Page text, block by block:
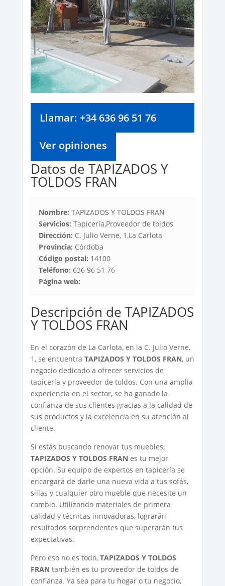
Llamar: +34 636 96 51 76
Ver opiniones
Datos de TAPIZADOS Y
TOLDOS FRAN
Nombre: TAPIZADOS Y TOLDOS FRAN
Servicios: Tapicería,Proveedor de toldos
Dirección: C. Julio Verne, 1,La Carlota
Provincia: Córdoba
Código postal: 14100
Teléfono: 636 96 51 76
Página web:
Descripción de TAPIZADOS
Y TOLDOS FRAN
En el corazón de La Carlota, en la C. Julio Verne,
1, se encuentra TAPIZADOS Y TOLDOS FRAN, un
negocio dedicado a ofrecer servicios de
tapicería y proveedor de toldos. Con una amplia
experiencia en el sector, se ha ganado la
confianza de sus clientes gracias a la calidad de
sus productos y la excelencia en su atención al
cliente.
Si estás buscando renovar tus muebles,
TAPIZADOS Y TOLDOS FRAN es tu mejor
opción. Su equipo de expertos en tapicería se
encargará de darle una nueva vida a tus sofás,
sillas y cualquier otro mueble que necesite un
cambio. Utilizando materiales de primera
calidad y técnicas innovadoras, lograrán
resultados sorprendentes que superarán tus
expectativas.
Pero eso no es todo, TAPIZADOS Y TOLDOS
FRAN también es tu proveedor de toldos de
confianza. Ya sea para tu hogar o tu negocio,